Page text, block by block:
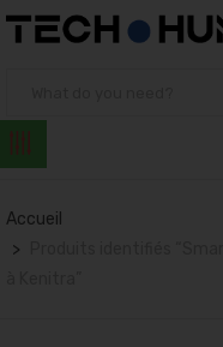
Accueil